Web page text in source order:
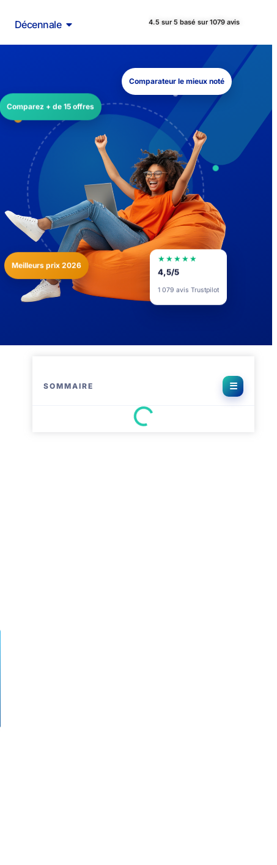
Décennale 4.5 sur 5 basé sur 1079 avis
Comparez + de 15 offres
Meilleurs prix 2026
Comparateur le mieux noté
★★★★★
4,5/5
1 079 avis Trustpilot
SOMMAIRE